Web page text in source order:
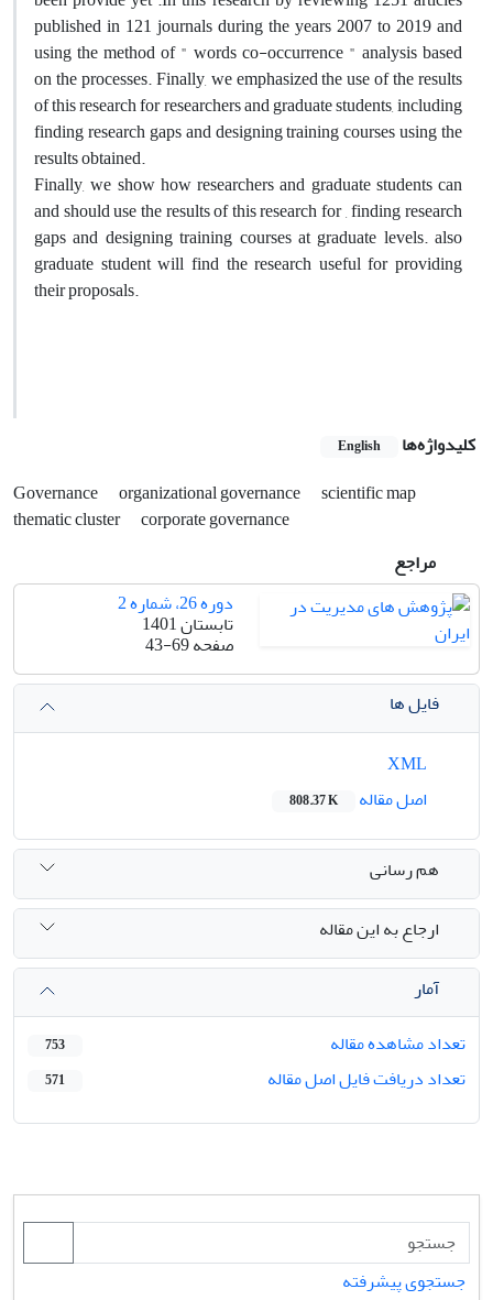
published in 121 journals during the years 2007 to 2019 and
using the method of " words co-occurrence " analysis based
on the processes. Finally, we emphasized the use of the results
of this research for researchers and graduate students, including
finding research gaps and designing training courses using the
results obtained.
Finally, we show how researchers and graduate students can
and should use the results of this research for , finding research
gaps and designing training courses at graduate levels. also
graduate student will find the research useful for providing
their proposals.
کلیدواژه‌ها English
Governance organizational governance
scientific map
thematic cluster corporate governance
مراجع
دوره 26، شماره 2
تابستان 1401
صفحه43-69
فایل ها
اصل مقاله
808.37 K
هم رسانی
ارجاع به این مقاله
آمار
تعداد مشاهده مقاله
753
تعداد دریافت فایل اصل مقاله 571
جستجوی پیشرفته